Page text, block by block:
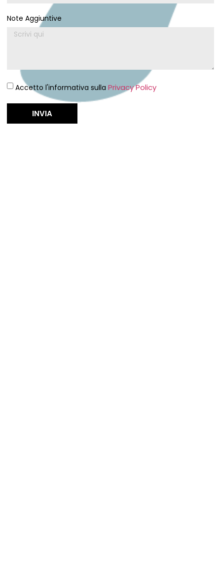
Note Aggiuntive
Accetto l'informativa sulla Privacy Policy
INVIA